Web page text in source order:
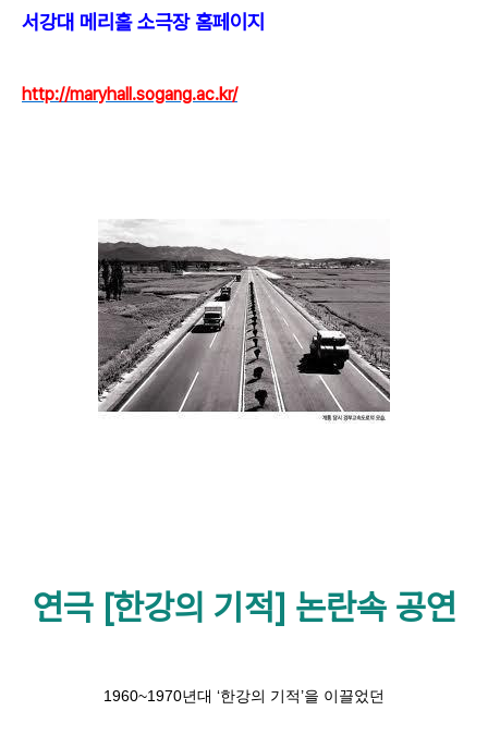
서강대 메리홀 소극장 홈페이지
http://maryhall.sogang.ac.kr/
연극 [한강의 기적] 논란속 공연
1960~1970년대 ‘한강의 기적’을 이끌었던